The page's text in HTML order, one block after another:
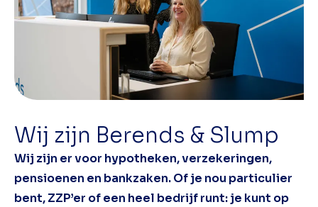
Wij zijn Berends & Slump
Wij zijn er voor hypotheken, verzekeringen,
pensioenen en bankzaken. Of je nou particulier
bent, ZZP’er of een heel bedrijf runt: je kunt op